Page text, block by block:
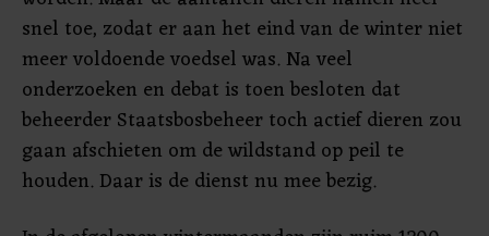
snel toe, zodat er aan het eind van de winter niet
meer voldoende voedsel was. Na veel
onderzoeken en debat is toen besloten dat
beheerder Staatsbosbeheer toch actief dieren zou
gaan afschieten om de wildstand op peil te
houden. Daar is de dienst nu mee bezig.